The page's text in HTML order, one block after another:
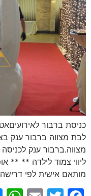
כניסת ברבור
לבת מצווה ברבור ענק
מצווה.ברבור ענק
ליווי צמוד לילדה ** **
מותאם אישית לפי